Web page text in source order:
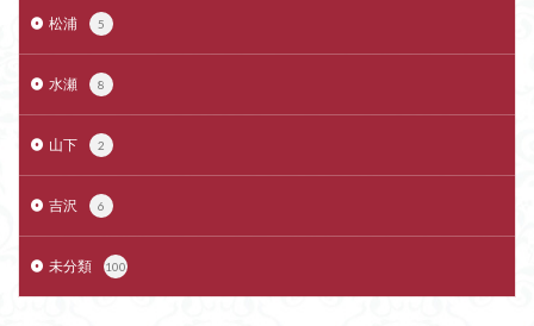
松浦 5
水瀬 8
山下 2
吉沢 6
未分類 100